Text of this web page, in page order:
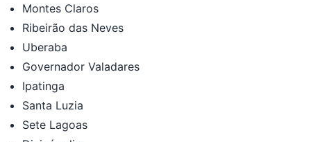
Montes Claros
Ribeirão das Neves
Uberaba
Governador Valadares
Ipatinga
Santa Luzia
Sete Lagoas